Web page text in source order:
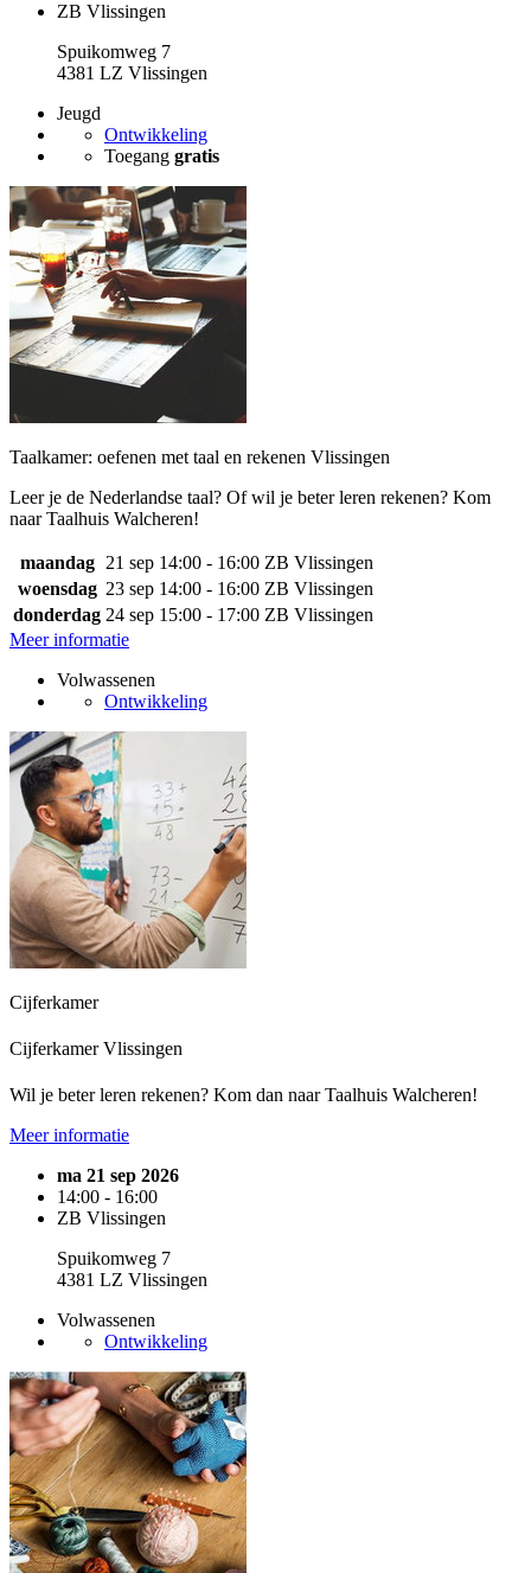
ZB Vlissingen
Spuikomweg 7
4381 LZ Vlissingen
Jeugd
Ontwikkeling
Toegang gratis
Taalkamer: oefenen met taal en rekenen Vlissingen
Leer je de Nederlandse taal? Of wil je beter leren rekenen? Kom
naar Taalhuis Walcheren!
maandag 21 sep 14:00 - 16:00 ZB Vlissingen
woensdag 23 sep 14:00 - 16:00 ZB Vlissingen
donderdag 24 sep 15:00 - 17:00 ZB Vlissingen
Meer informatie
Volwassenen
Ontwikkeling
Cijferkamer
Cijferkamer Vlissingen
Wil je beter leren rekenen? Kom dan naar Taalhuis Walcheren!
Meer informatie
ma 21 sep 2026
14:00 - 16:00
ZB Vlissingen
Spuikomweg 7
4381 LZ Vlissingen
Volwassenen
Ontwikkeling